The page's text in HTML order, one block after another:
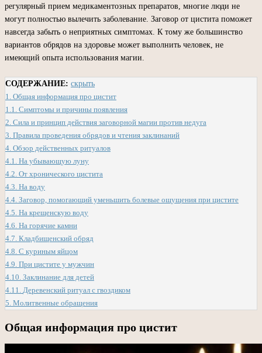
регулярный прием медикаментозных препаратов, многие люди не
могут полностью вылечить заболевание. Заговор от цистита поможет
навсегда забыть о неприятных симптомах. К тому же большинство
вариантов обрядов на здоровье может выполнить человек, не
имеющий опыта использования магии.
СОДЕРЖАНИЕ: скрыть
1. Общая информация про цистит
1.1. Симптомы и причины появления
2. Сила и принцип действия заговорной магии против недуга
3. Правила проведения обрядов и чтения заклинаний
4. Обзор действенных ритуалов
4.1. На убывающую луну
4.2. От хронического цистита
4.3. На воду
4.4. Заговор, помогающий уменьшить болевые ощущения при цистите
4.5. На крещенскую воду
4.6. На горячие камни
4.7. Кладбищенский обряд
4.8. С куриным яйцом
4.9. При цистите у мужчин
4.10. Заклинание для детей
4.11. Деревенский ритуал с гвоздиком
5. Молитвенные обращения
Общая информация про цистит